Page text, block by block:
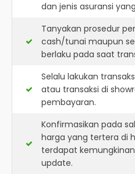
dan jenis asuransi
Tanyakan prosedur
cash/tunai maupun
berlaku pada saat
Selalu lakukan
atau transaksi di
pembayaran.
Konfirmasikan pada
harga yang tertera di
terdapat
update.